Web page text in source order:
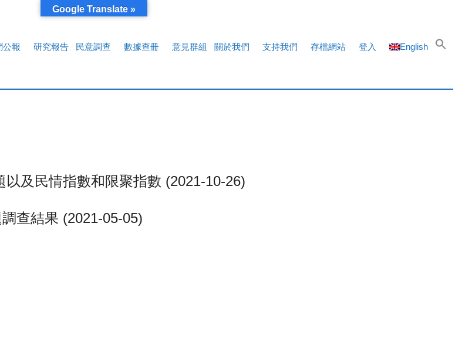
公報 研究報告 民意調查 數據查冊 意見群組 關於我們 支持我們 存檔網站 登入 English
及民情指數和限聚指數 (2021-10-26)
查結果 (2021-05-05)
Google Translate »